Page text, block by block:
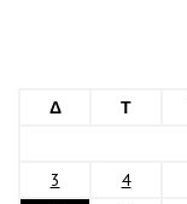
Δ
Τ
3
4